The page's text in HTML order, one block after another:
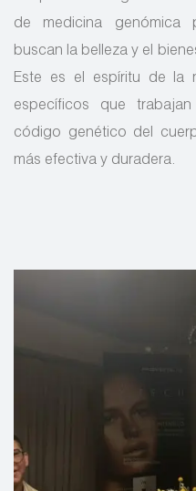
de medicina genómica
buscan la belleza y el
Este es el espíritu de la
específicos que
código genético del
más efectiva y duradera.